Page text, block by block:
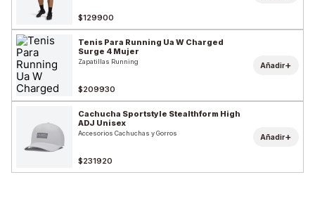
$129900
Tenis Para Running Ua W Charged
Surge 4 Mujer
Zapatillas Running
$209930
Añadir+
Cachucha Sportstyle Stealthform High
ADJ Unisex
Accesorios Cachuchas y Gorros
$231920
Añadir+